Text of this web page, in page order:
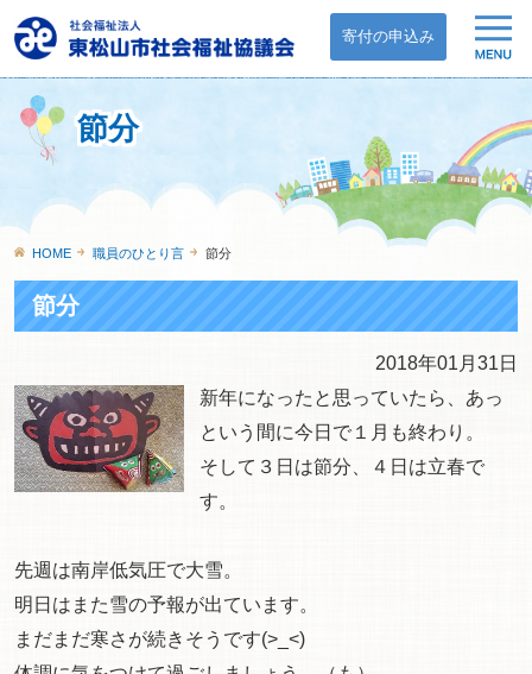
寄付の申込み
節分
HOME 職員のひとり言 節分
節分
2018年01月31日
新年になったと思っていたら、あっ
という間に今日で１月も終わり。
そして３日は節分、４日は立春で
す。
先週は南岸低気圧で大雪。
明日はまた雪の予報が出ています。
まだまだ寒さが続きそうです(>_<)